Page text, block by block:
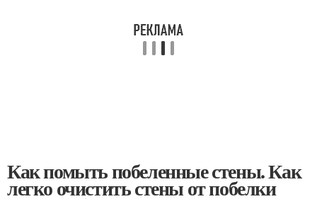
Как помыть побеленные стены. Как
легко очистить стены от побелки